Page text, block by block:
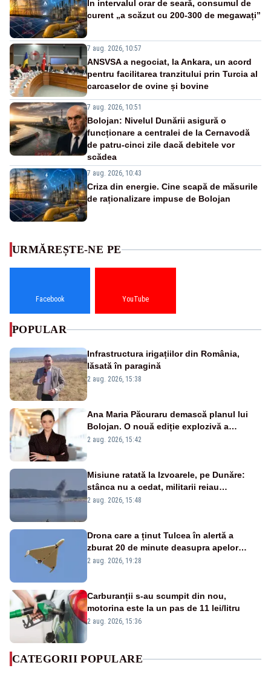
În intervalul orar de seară, consumul de
curent „a scăzut cu 200-300 de megawați”
7 aug. 2026, 10:57
ANSVSA a negociat, la Ankara, un acord
pentru facilitarea tranzitului prin Turcia al
carcaselor de ovine și bovine
7 aug. 2026, 10:51
Bolojan: Nivelul Dunării asigură o
funcționare a centralei de la Cernavodă
de patru-cinci zile dacă debitele vor
scădea
7 aug. 2026, 10:43
Criza din energie. Cine scapă de măsurile
de raționalizare impuse de Bolojan
URMĂREȘTE-NE PE
Facebook YouTube
POPULAR
Infrastructura irigațiilor din România,
lăsată în paragină
2 aug. 2026, 15:38
Ana Maria Păcuraru demască planul lui
Bolojan. O nouă ediție explozivă a
emisiunii „Miza Zilei” la Realitatea PLUS
2 aug. 2026, 15:42
Misiune ratată la Izvoarele, pe Dunăre:
stânca nu a cedat, militarii reiau
detonările luni – VIDEO
2 aug. 2026, 15:48
Drona care a ținut Tulcea în alertă a
zburat 20 de minute deasupra apelor
României. Au fost ridicate două F-16
2 aug. 2026, 19:28
Carburanții s-au scumpit din nou,
motorina este la un pas de 11 lei/litru
2 aug. 2026, 15:36
CATEGORII POPULARE